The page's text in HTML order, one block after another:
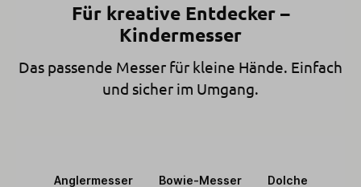
Für kreative Entdecker –
Kindermesser
Das passende Messer für kleine Hände. Einfach
und sicher im Umgang.
Anglermesser Bowie-Messer Dolche